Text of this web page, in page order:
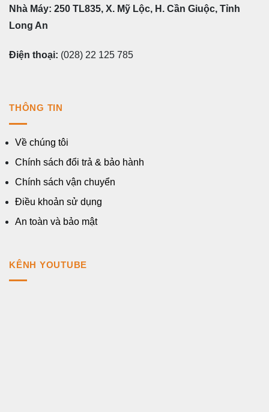
Nhà Máy: 250 TL835, X. Mỹ Lộc, H. Cần Giuộc, Tỉnh
Long An
Điện thoại: (028) 22 125 785
THÔNG TIN
Về chúng tôi
Chính sách đổi trả & bảo hành
Chính sách vận chuyển
Điều khoản sử dụng
An toàn và bảo mật
KÊNH YOUTUBE